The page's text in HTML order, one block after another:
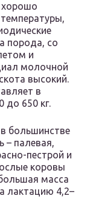
хорошо
порода, со
и
молочной
высокий.
в
до 650 кг.
большинстве
– палевая,
пестрой и
коровы
масса
лактацию 4,2–